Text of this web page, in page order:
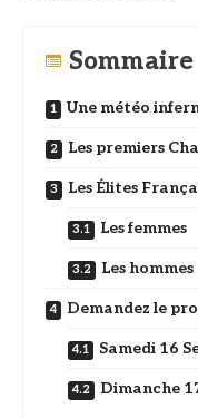
Sommaire
Une météo
Les premiers
Les Élites
Les femmes
Les hommes
Demandez le
Samedi 16
Dimanche